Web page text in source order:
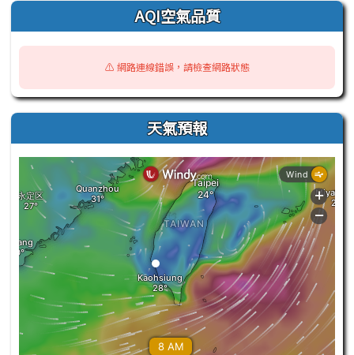
AQI空氣品質
⚠️ 網路連線錯誤，請檢查網路狀態
天氣預報